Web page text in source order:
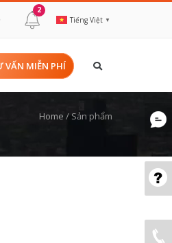
2
Tiếng Việt ▼
VẤN MIỄN PHÍ
Home / Sản phẩm